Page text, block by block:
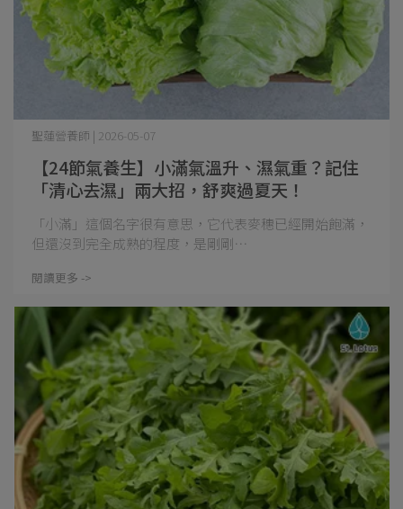
【24節氣養生】小滿氣溫升、濕氣重？記住
「清心去濕」兩大招，舒爽過夏天！
聖蓮營養師 | 2026-05-07
「小滿」這個名字很有意思，它代表麥穗已經開始飽滿，
但還沒到完全成熟的程度，是剛剛⋯
閱讀更多 ->